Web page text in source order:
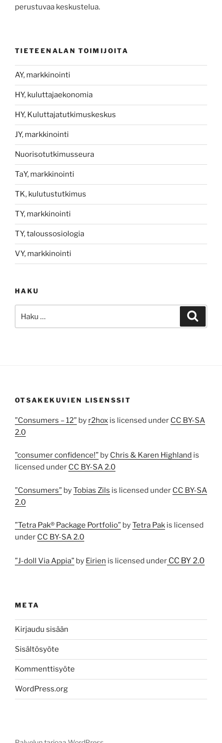
perustuvaa keskustelua.
TIETEENALAN TOIMIJOITA
AY, markkinointi
HY, kuluttajaekonomia
HY, Kuluttajatutkimuskeskus
JY, markkinointi
Nuorisotutkimusseura
TaY, markkinointi
TK, kulutustutkimus
TY, markkinointi
TY, taloussosiologia
VY, markkinointi
HAKU
OTSAKEKUVIEN LISENSSIT
”Consumers – 12” by r2hox is licensed under CC BY-SA
2.0
”consumer confidence!” by Chris & Karen Highland is
licensed under CC BY-SA 2.0
”Consumers” byTobias Zils is licensed under CC BY-SA
2.0
”Tetra Pak® Package Portfolio” byTetra Pak is licensed
under CC BY-SA 2.0
”J-doll Via Appia” by Eirien is licensed under CC BY 2.0
META
Kirjaudu sisään
Sisältösyöte
Kommenttisyöte
WordPress.org